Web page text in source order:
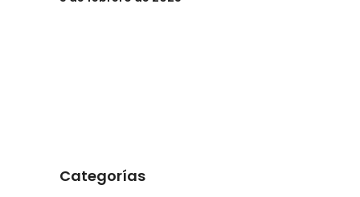
Categorías